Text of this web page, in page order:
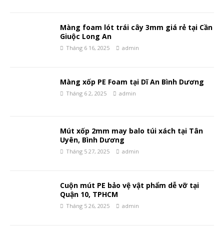
Màng foam lót trái cây 3mm giá rẻ tại Cần
Giuộc Long An
Tháng 6 16, 2025 admin
Màng xốp PE Foam tại Dĩ An Bình Dương
Tháng 6 2, 2025 admin
Mút xốp 2mm may balo túi xách tại Tân
Uyên, Bình Dương
Tháng 5 27, 2025 admin
Cuộn mút PE bảo vệ vật phẩm dễ vỡ tại
Quận 10, TPHCM
Tháng 5 26, 2025 admin